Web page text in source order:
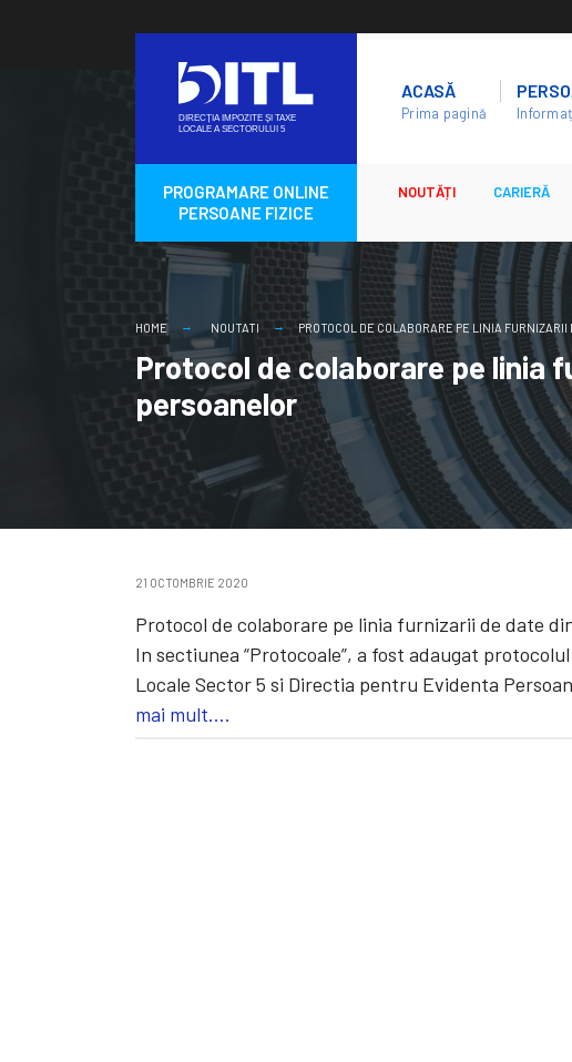
content
ACASĂ
Prima pagină
PROGRAMARE ONLINE
PERSOANE FIZICE
NOUTĂȚI CARIERĂ
HOME NOUTATI PROTOCOL DE COLABORARE PE LINIA
Protocol de colaborare pe linia
persoanelor
21 OCTOMBRIE 2020
Protocol de colaborare pe linia furnizarii de date
In sectiunea “Protocoale”, a fost adaugat
Locale Sector 5 si Directia pentru Evidenta
mai mult….